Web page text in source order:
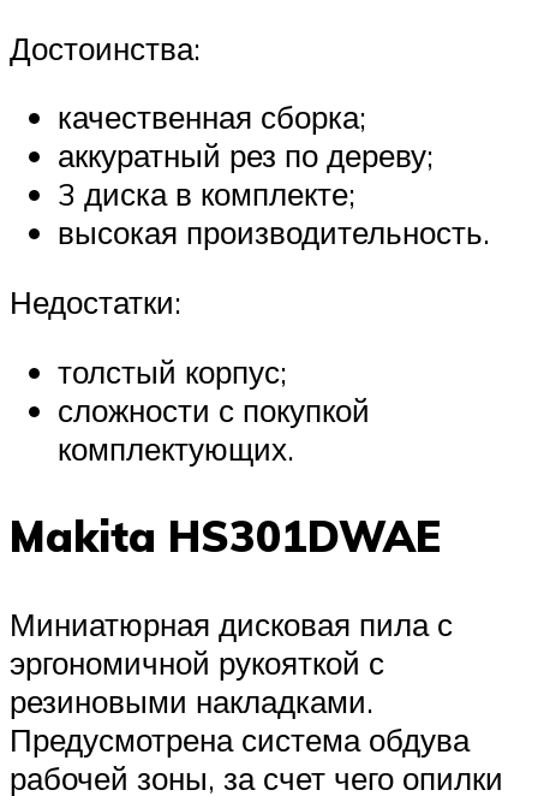
Достоинства:
качественная сборка;
аккуратный рез по дереву;
3 диска в комплекте;
высокая производительность.
Недостатки:
толстый корпус;
сложности с покупкой
комплектующих.
Makita HS301DWAE
Миниатюрная дисковая пила с
эргономичной рукояткой с
резиновыми накладками.
Предусмотрена система обдува
рабочей зоны, за счет чего опилки